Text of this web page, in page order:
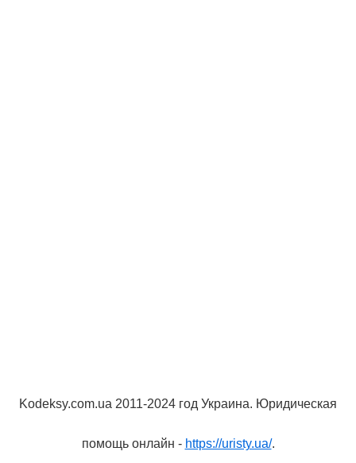
Kodeksy.com.ua 2011-2024 год Украина. Юридическая
помощь онлайн - https://uristy.ua/.